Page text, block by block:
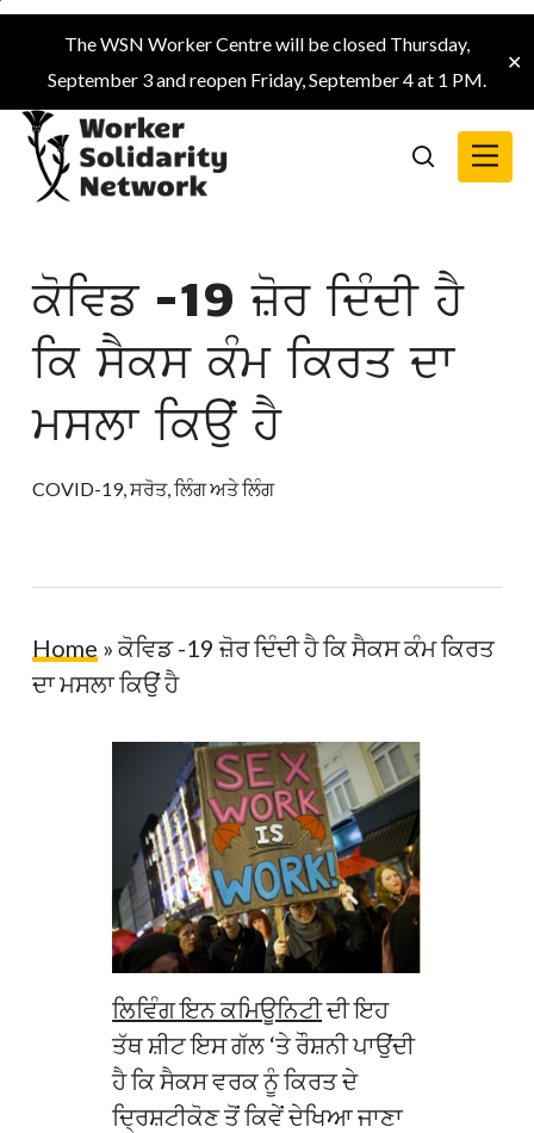
Skip
main
content
The WSN Worker Centre will be closed Thursday,
September 3 and reopen Friday, September 4 at 1 PM.
✕
search
Menu
ਕੋਵਿਡ -19 ਜ਼ੋਰ ਦਿੰਦੀ ਹੈ
ਕਿ ਸੈਕਸ ਕੰਮ ਕਿਰਤ ਦਾ
ਮਸਲਾ ਕਿਉਂ ਹੈ
COVID-19,ਸਰੋਤ,ਲਿੰਗ ਅਤੇ ਲਿੰਗ
Home »ਕੋਵਿਡ -19 ਜ਼ੋਰ ਦਿੰਦੀ ਹੈ ਕਿ ਸੈਕਸ ਕੰਮ ਕਿਰਤ
ਦਾ ਮਸਲਾ ਕਿਉਂ ਹੈ
ਲਿਵਿੰਗ ਇਨ ਕਮਿਊਨਿਟੀਦੀ ਇਹ
ਤੱਥ ਸ਼ੀਟ ਇਸ ਗੱਲ ‘ਤੇ ਰੌਸ਼ਨੀ ਪਾਉਂਦੀ
ਹੈ ਕਿ ਸੈਕਸ ਵਰਕ ਨੂੰ ਕਿਰਤ ਦੇ
ਦ੍ਰਿਸ਼ਟੀਕੋਣ ਤੋਂ ਕਿਵੇਂ ਦੇਖਿਆ ਜਾਣਾ